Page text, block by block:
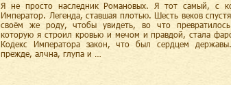
Я не просто наследник Романовых. Я тот самый, с
Император. Легенда, ставшая плотью. Шесть веков
своём же роду, чтобы увидеть, во что
которую я строил кровью и мечом и правдой, стала
Кодекс Императора закон, что был сердцем
прежде, алчна, глупа и …